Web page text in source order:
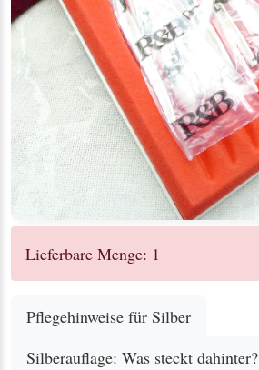
Lieferbare Menge: 1
Pflegehinweise für Silber
Silberauflage: Was steckt dahinter?